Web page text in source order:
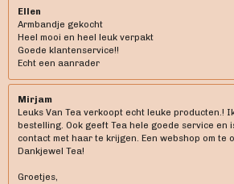
Ellen
Armbandje gekocht
Heel mooi en heel leuk verpakt
Goede klantenservice!!
Echt een aanrader
Mirjam
Leuks Van Tea verkoopt echt leuke producten.!
bestelling. Ook geeft Tea hele goede service en
contact met haar te krijgen. Een webshop om te
Dankjewel Tea!
Groetjes,